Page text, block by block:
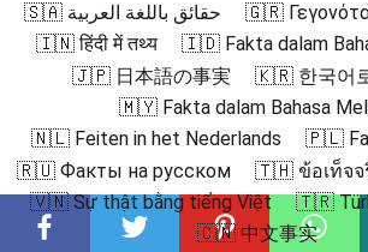
🇸🇦 حقائق باللغة العربية
🇬🇷 Γεγονότα
🇮🇳 हिंदी में तथ्य
🇮🇩 Fakta dalam
🇯🇵 日本語の事実
🇰🇷 한국어
🇲🇾 Fakta dalam Bahasa
🇳🇱 Feiten in het Nederlands
🇵🇱
🇷🇺 Факты на русском
🇹🇭 ข้อเท็จจ
🇻🇳 Sự thật bằng tiếng Việt
🇹🇷
🇨🇳 中文事实